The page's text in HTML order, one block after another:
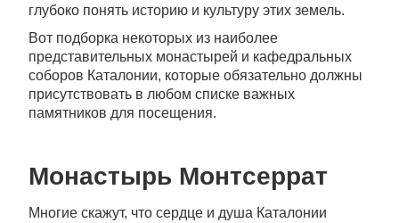
глубоко понять историю и культуру этих земель.
Вот подборка некоторых из наиболее
представительных монастырей и кафедральных
соборов Каталонии, которые обязательно должны
присутствовать в любом списке важных
памятников для посещения.
Монастырь Монтсеррат
Многие скажут, что сердце и душа Каталонии